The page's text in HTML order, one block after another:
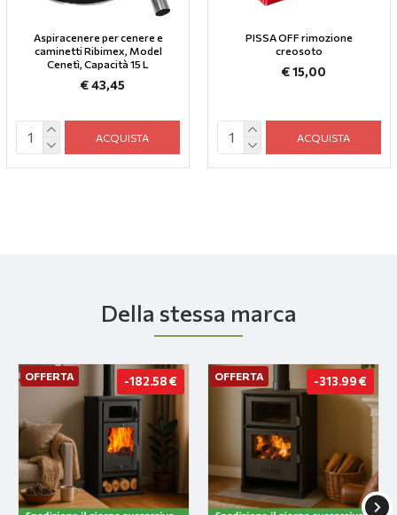
Aspiracenere per cenere e
caminetti Ribimex, Model
Cenetì, Capacità 15 L
€ 43,45
ACQUISTA
PISSA OFF rimozione
creosoto
€ 15,00
ACQUISTA
Della stessa marca
OFFERTA -182.58 € OFFERTA -313.99 €